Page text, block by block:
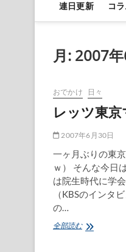
連日更新 コ
月: 2007年
おでかけ 日々
レッツ東
2007年6月30日
一ヶ月ぶりの東
ｗ） そんな今日
は院生時代に学
（KBSのインタ
の…
全部読むレ